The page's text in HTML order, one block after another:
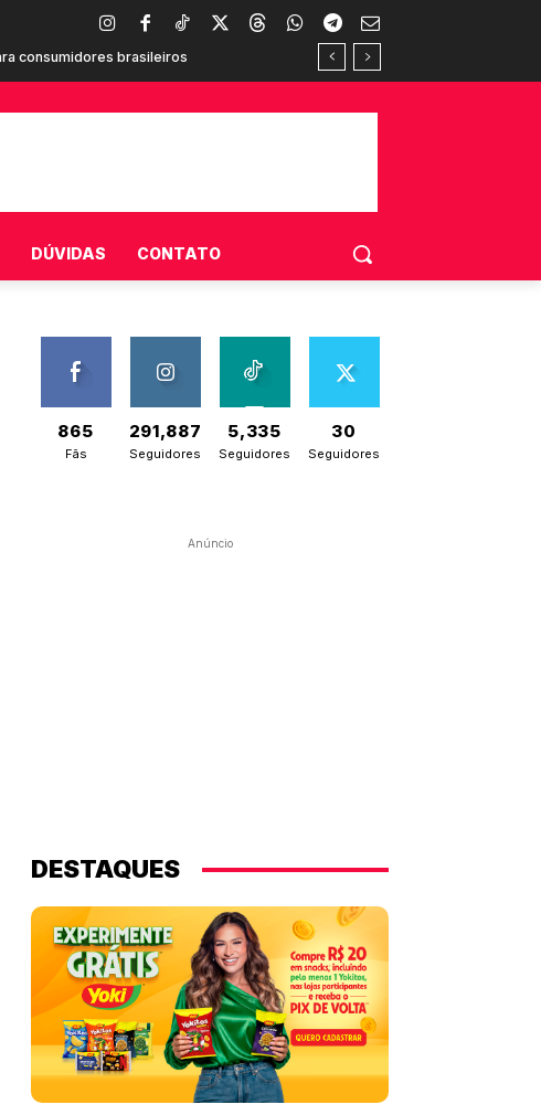
consumidores brasileiros
DÚVIDAS CONTATO
865
Fãs
291,887
Seguidores
5,335
Seguidores
30
Seguidores
Anúncio
DESTAQUES